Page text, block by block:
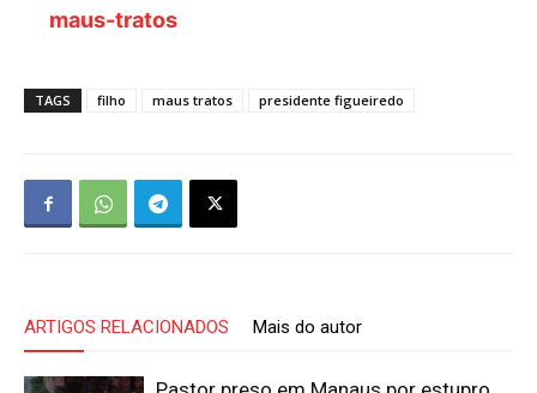
maus-tratos
TAGS filho maus tratos presidente figueiredo
ARTIGOS RELACIONADOS Mais do autor